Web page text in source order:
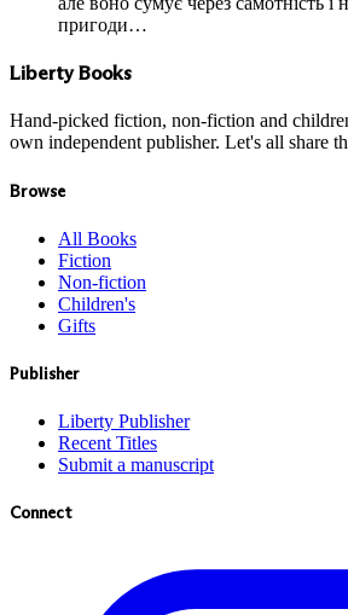
пригоди…
Liberty Books
Hand-picked fiction, non-fiction and
own independent publisher. Let's all share
Browse
All Books
Fiction
Non-fiction
Children's
Gifts
Publisher
Liberty Publisher
Recent Titles
Submit a manuscript
Connect